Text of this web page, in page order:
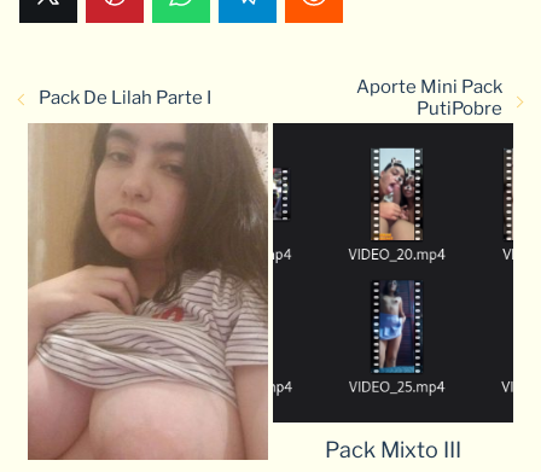
Pack De Lilah Parte I
Aporte Mini Pack
PutiPobre
Pack Mixto III